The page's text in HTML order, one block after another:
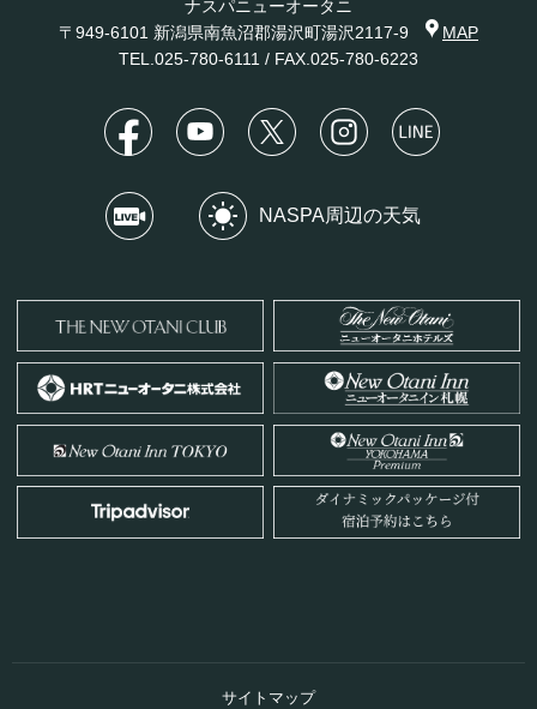
ナスパニューオータニ
〒949-6101 新潟県南魚沼郡湯沢町湯沢2117-9
MAP
TEL. 025-780-6111 / FAX.025-780-6223
NASPA周辺の天気
サイトマップ